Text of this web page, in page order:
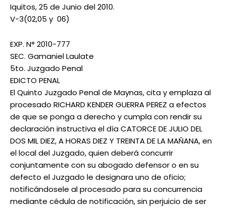
Iquitos, 25 de Junio del 2010.
V-3(02,05 y 06)
EXP. N° 2010-777
SEC. Gamaniel Laulate
5to. Juzgado Penal
EDICTO PENAL
El Quinto Juzgado Penal de Maynas, cita y emplaza al
procesado RICHARD KENDER GUERRA PEREZ a efectos
de que se ponga a derecho y cumpla con rendir su
declaración instructiva el día CATORCE DE JULIO DEL
DOS MIL DIEZ, A HORAS DIEZ Y TREINTA DE LA MAÑANA, en
el local del Juzgado, quien deberá concurrir
conjuntamente con su abogado defensor o en su
defecto el Juzgado le designara uno de oficio;
notificándosele al procesado para su concurrencia
mediante cédula de notificación, sin perjuicio de ser